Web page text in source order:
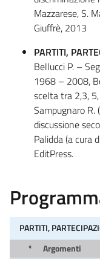
Mazzarese, S.
Giuffrè, 2013
PARTITI,
Bellucci P. –
1968 – 2008,
scelta tra 2,3,
Sampugnaro R.
discussione
Palidda (a cura
EditPress.
PARTITI,
*
Argomenti